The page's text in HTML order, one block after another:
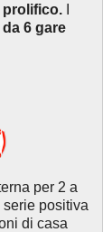
prolifico.
6 gare
per 2 a
positiva
di casa